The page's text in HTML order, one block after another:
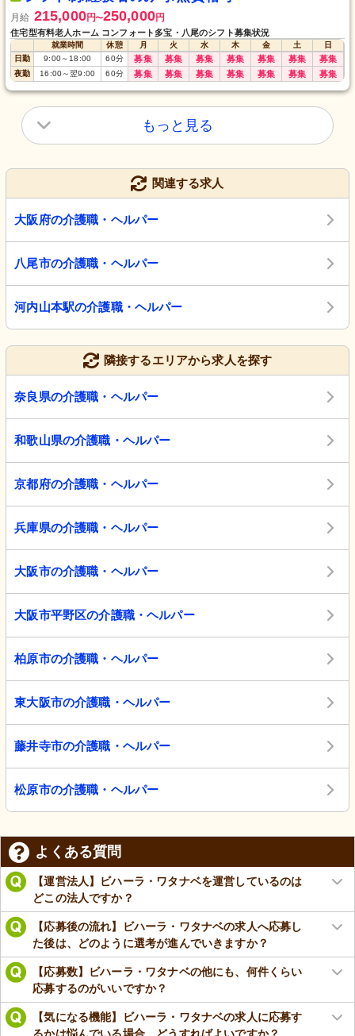
月給 215,000円〜250,000円
住宅型有料老人ホーム コンフォート多宝・八尾のシフト募集状況
就業時間 休憩 月 火 水 木 金 土
日
日勤
9:00～ 18:00 60分 募集 募集 募集 募集 募集 募集 募集
夜勤 16:00～翌9:00 60分 募集 募集 募集 募集 募集 募集 募集
もっと見る
関連する求人
大阪府の介護職・ヘルパー
八尾市の介護職・ヘルパー
河内山本駅の介護職・ヘルパー
隣接するエリアから求人を探す
奈良県の介護職・ヘルパー
和歌山県の介護職・ヘルパー
京都府の介護職・ヘルパー
兵庫県の介護職・ヘルパー
大阪市の介護職・ヘルパー
大阪市平野区の介護職・ヘルパー
柏原市の介護職・ヘルパー
東大阪市の介護職・ヘルパー
藤井寺市の介護職・ヘルパー
松原市の介護職・ヘルパー
よくある質問
【運営法人】ビハーラ・ワタナベを運営しているのは
どこの法人ですか？
【応募後の流れ】ビハーラ・ワタナベの求人へ応募し
た後は、どのように選考が進んでいきますか？
【応募数】ビハーラ・ワタナベの他にも、何件くらい
応募するのがいいですか？
【気になる機能】ビハーラ・ワタナベの求人に応募す